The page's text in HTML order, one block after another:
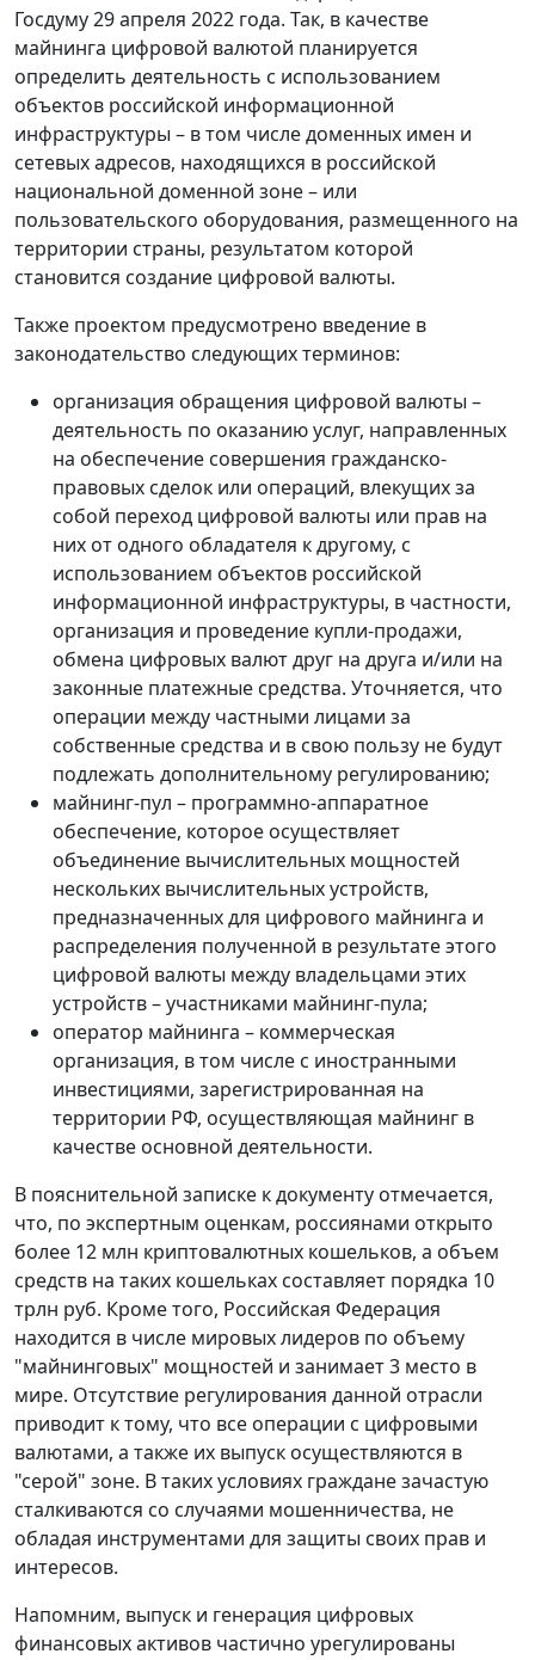
Госдуму 29 апреля 2022 года. Так, в качестве
майнинга цифровой валютой планируется
определить деятельность с использованием
объектов российской информационной
инфраструктуры – в том числе доменных имен и
сетевых адресов, находящихся в российской
национальной доменной зоне – или
пользовательского оборудования, размещенного на
территории страны, результатом которой
становится создание цифровой валюты.
Также проектом предусмотрено введение в
законодательство следующих терминов:
организация обращения цифровой валюты –
деятельность по оказанию услуг, направленных
на обеспечение совершения гражданско-
правовых сделок или операций, влекущих за
собой переход цифровой валюты или прав на
них от одного обладателя к другому, с
использованием объектов российской
информационной инфраструктуры, в частности,
организация и проведение купли-продажи,
обмена цифровых валют друг на друга и/или на
законные платежные средства. Уточняется, что
операции между частными лицами за
собственные средства и в свою пользу не будут
подлежать дополнительному регулированию;
майнинг-пул – программно-аппаратное
обеспечение, которое осуществляет
объединение вычислительных мощностей
нескольких вычислительных устройств,
предназначенных для цифрового майнинга и
распределения полученной в результате этого
цифровой валюты между владельцами этих
устройств – участниками майнинг-пула;
оператор майнинга – коммерческая
организация, в том числе с иностранными
инвестициями, зарегистрированная на
территории РФ, осуществляющая майнинг в
качестве основной деятельности.
В пояснительной записке к документу отмечается,
что, по экспертным оценкам, россиянами открыто
более 12 млн криптовалютных кошельков, а объем
средств на таких кошельках составляет порядка 10
трлн руб. Кроме того, Российская Федерация
находится в числе мировых лидеров по объему
"майнинговых" мощностей и занимает 3 место в
мире. Отсутствие регулирования данной отрасли
приводит к тому, что все операции с цифровыми
валютами, а также их выпуск осуществляются в
"серой" зоне. В таких условиях граждане зачастую
сталкиваются со случаями мошенничества, не
обладая инструментами для защиты своих прав и
интересов.
Напомним, выпуск и генерация цифровых
финансовых активов частично урегулированы